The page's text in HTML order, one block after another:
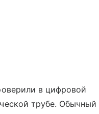
в цифровой
трубе.